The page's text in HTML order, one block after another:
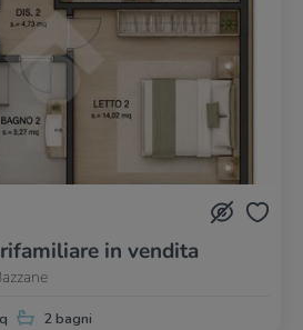
in vendita
2 bagni